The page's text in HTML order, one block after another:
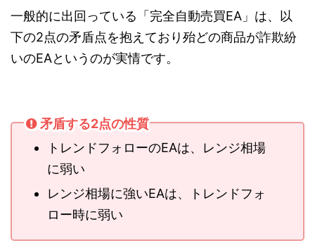
一般的に出回っている「完全自動売買EA」は、以
下の2点の矛盾点を抱えており殆どの商品が詐欺紛
いのEAというのが実情です。
矛盾する2点の性質
トレンドフォローのEAは、レンジ相場
に弱い
レンジ相場に強いEAは、トレンドフォ
ロー時に弱い